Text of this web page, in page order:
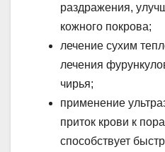
раздражения,
кожного покрова;
лечение сухим
лечения
чирья;
применение
приток крови к
способствует